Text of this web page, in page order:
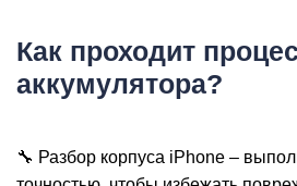
Как проходит
аккумулятора?
🔧 Разбор корпуса iPhone –